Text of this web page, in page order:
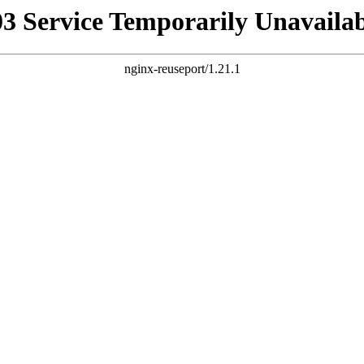
Service Temporarily
nginx-reuseport/1.21.1